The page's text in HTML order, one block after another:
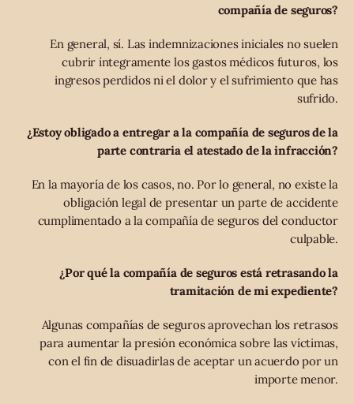
compañía de seguros?
En general, sí. Las indemnizaciones iniciales no suelen
cubrir íntegramente los gastos médicos futuros, los
ingresos perdidos ni el dolor y el sufrimiento que has
sufrido.
¿Estoy obligado a entregar a la compañía de seguros de la
parte contraria el atestado de la infracción?
En la mayoría de los casos, no. Por lo general, no existe la
obligación legal de presentar un parte de accidente
cumplimentado a la compañía de seguros del conductor
culpable.
¿Por qué la compañía de seguros está retrasando la
tramitación de mi expediente?
Algunas compañías de seguros aprovechan los retrasos
para aumentar la presión económica sobre las víctimas,
con el fin de disuadirlas de aceptar un acuerdo por un
importe menor.